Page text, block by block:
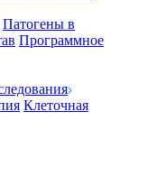
Патогены в
Программное
Клеточная